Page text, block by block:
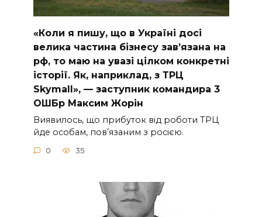
«Коли я пишу, що в Україні досі
велика частина бізнесу завʼязана на
рф, то маю на увазі цілком конкретні
історії. Як, наприклад, з ТРЦ
Skymall», — заступник командира 3
ОШБр Максим Жорін
Виявилось, що прибуток від роботи ТРЦ
йде особам, повʼязаним з росією.
0 35